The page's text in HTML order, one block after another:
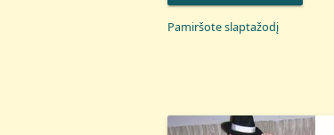
Pamiršote slaptažodį